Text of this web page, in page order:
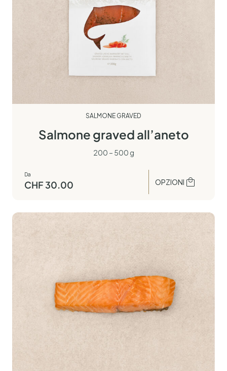
SALMONE GRAVED
Salmone graved all’aneto
200 – 500 g
Da
CHF30.00 OPZIONI